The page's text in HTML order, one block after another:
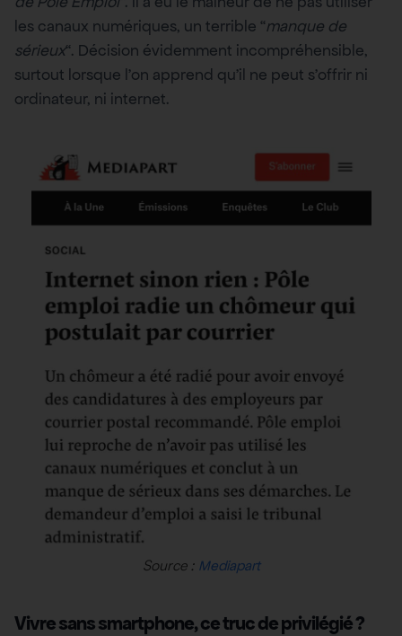
les canaux numériques, un terrible “manque de
sérieux“. Décision évidemment incompréhensible,
surtout lorsque l’on apprend qu’il ne peut s’offrir ni
ordinateur, ni internet.
Source : Mediapart
Vivre sans smartphone, ce truc de privilégié ?